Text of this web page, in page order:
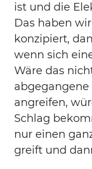
ist und die
Das haben
konzipiert,
wenn sich
Wäre das
angreifen,
Schlag
nur einen
greift und